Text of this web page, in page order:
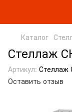
Каталог
Стеллаж
Артикул: Стеллаж
Оставить отзыв